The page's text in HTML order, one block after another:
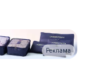
Реклама